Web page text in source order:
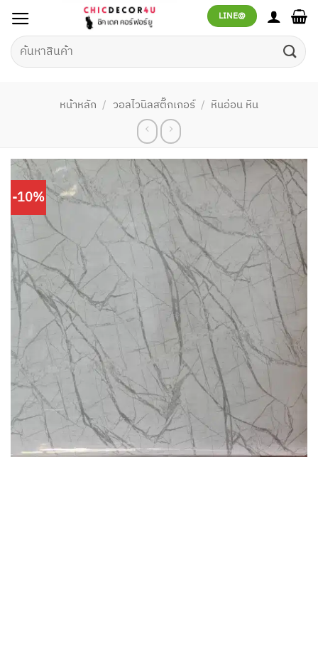
เนื้อหา
LINE@
ค้นหา:
หน้าหลัก / วอลไวนิลสติ๊กเกอร์ / หินอ่อน หิน
-10%